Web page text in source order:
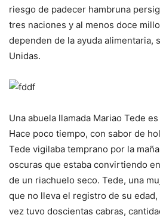
riesgo de padecer hambruna
tres naciones y al menos doce
dependen de la ayuda alimentaria,
Unidas.
Una abuela llamada Mariao Tede
Hace poco tiempo, con sabor de
Tede vigilaba temprano por la
oscuras que estaba convirtiendo
de un riachuelo seco. Tede, una
que no lleva el registro de su
vez tuvo doscientas cabras,